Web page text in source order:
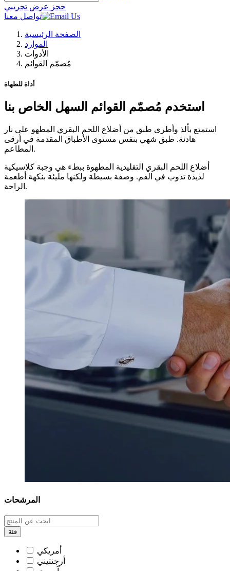
حجز عرض تجريبي
تواصل معنا
الصفحة الرئيسية
الموارد
الأدوات
مُصمّم القوائم
أداة للطهاة
استخدم مُصمّم القوائم السهل الخاص بنا
استمتع بألذ وأطرى طبق من أضلاع اللحم البقري المطهو على نار
هادئة. طبق شهي بنفس مستوى الأطباق المقدمة في أرقى
المطاعم.
أضلاع اللحم البقري التقليدية المطهوة ببطء هي وجبة كلاسيكية
لذيذة تذوب في الفم. وصفة بسيطة ولكنها مليئة بنكهة أطعمة
الراحة.
المرشحات
فئة
أمريكي
أرجنتيني